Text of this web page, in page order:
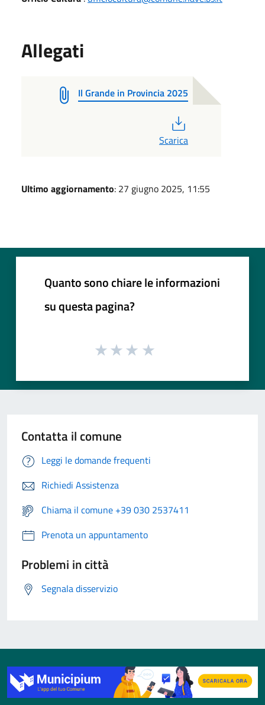
Allegati
Il Grande in Provincia 2025
Scarica
Ultimo aggiornamento: 27 giugno 2025, 11:55
Quanto sono chiare le informazioni
su questa pagina?
Contatta il comune
Leggi le domande frequenti
Richiedi Assistenza
Chiama il comune +39 030 2537411
Prenota un appuntamento
Problemi in città
Segnala disservizio